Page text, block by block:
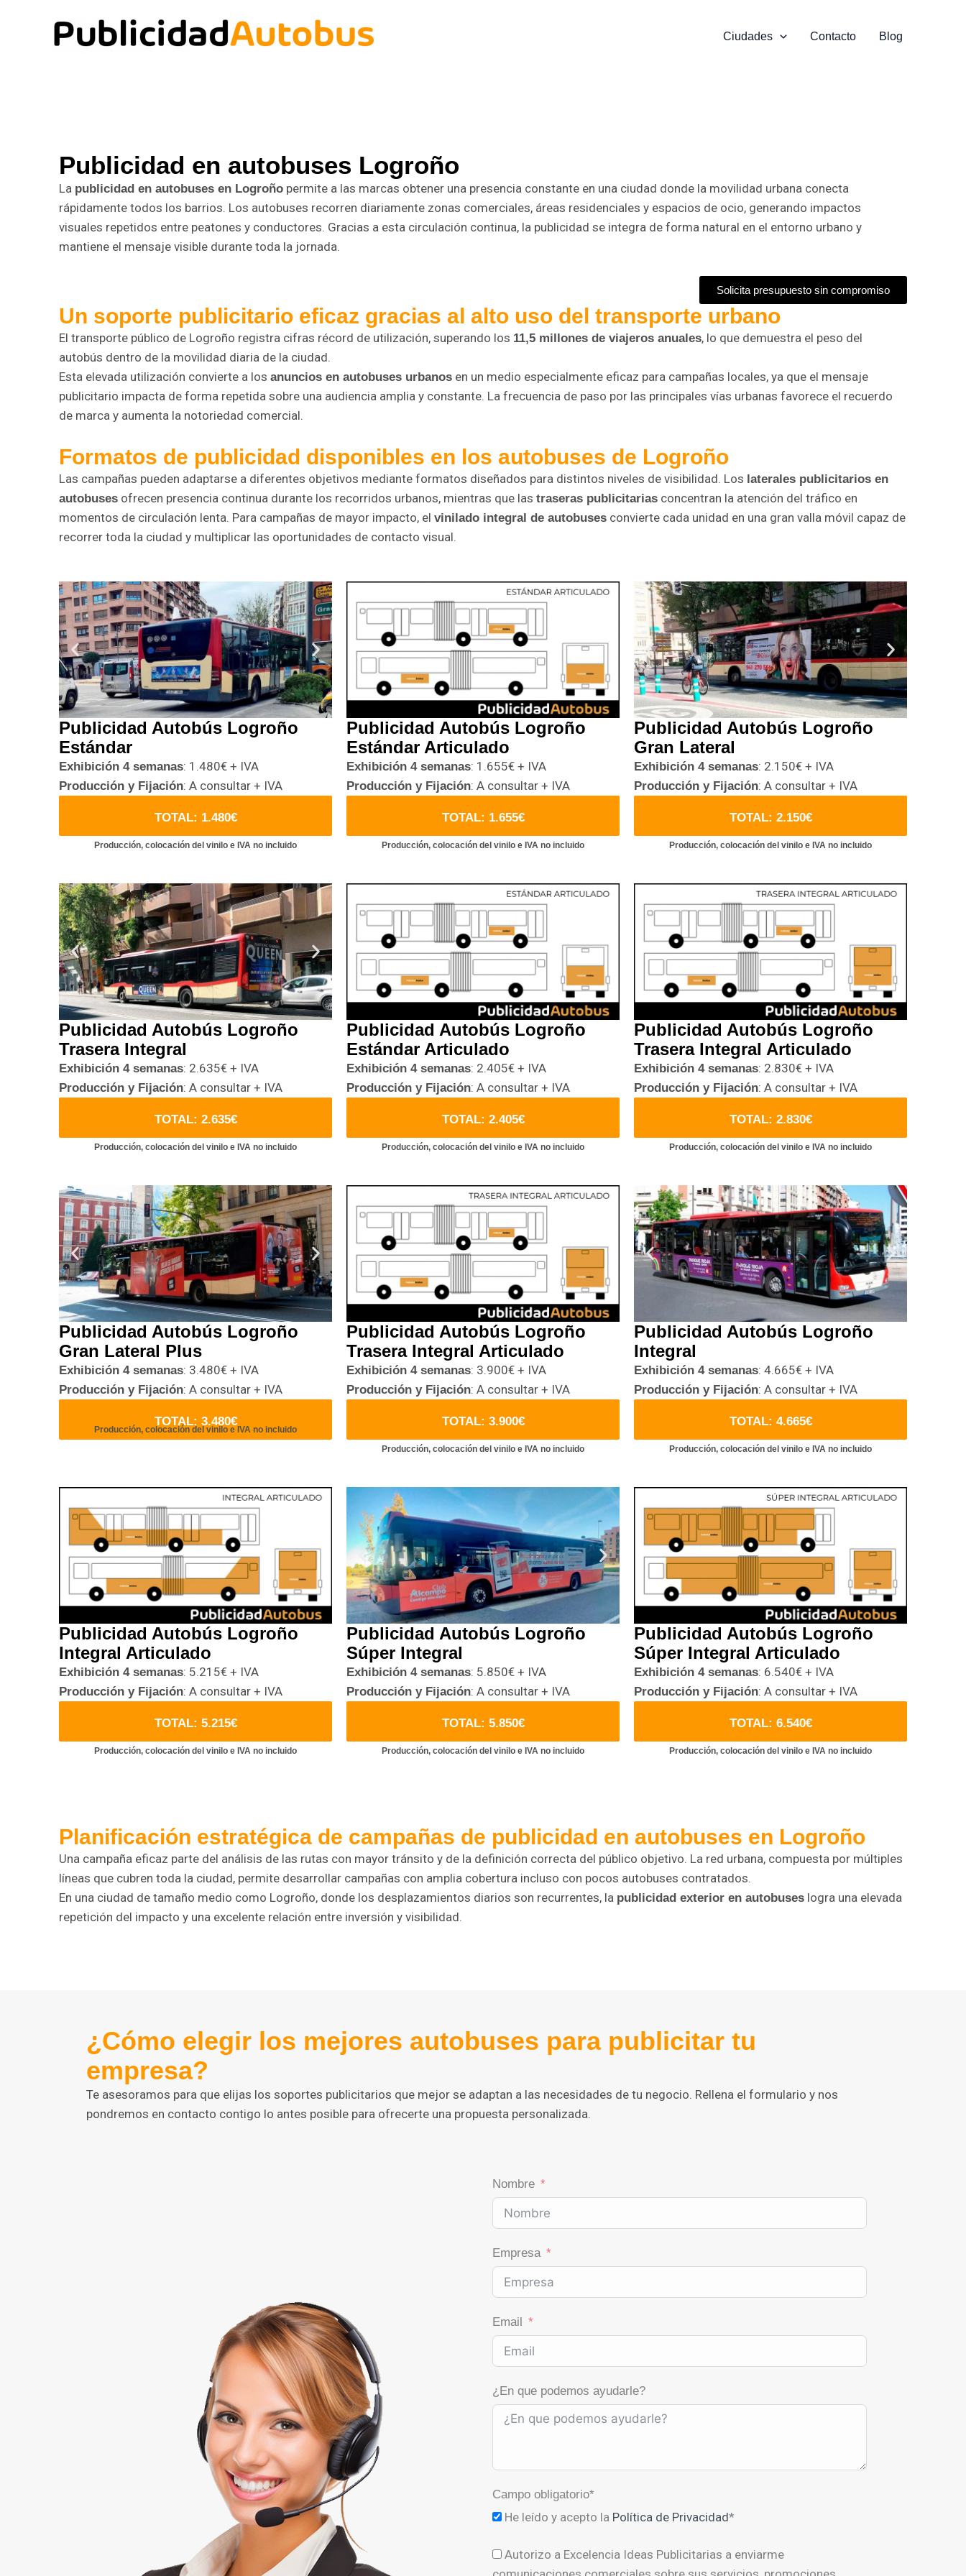
Ciudades Contacto Blog
Publicidad en autobuses Logroño
La publicidad en autobuses en Logroño permite a las marcas obtener una presencia constante en una ciudad donde la movilidad urbana conecta
rápidamente todos los barrios. Los autobuses recorren diariamente zonas comerciales, áreas residenciales y espacios de ocio, generando impactos
visuales repetidos entre peatones y conductores. Gracias a esta circulación continua, la publicidad se integra de forma natural en el entorno urbano y
mantiene el mensaje visible durante toda la jornada.
Solicita presupuesto sin compromiso
Un soporte publicitario eficaz gracias al alto uso del transporte urbano
El transporte público de Logroño registra cifras récord de utilización, superando los 11,5 millones de viajeros anuales, lo que demuestra el peso del
autobús dentro de la movilidad diaria de la ciudad.
Esta elevada utilización convierte a los anuncios en autobuses urbanos en un medio especialmente eficaz para campañas locales, ya que el mensaje
publicitario impacta de forma repetida sobre una audiencia amplia y constante. La frecuencia de paso por las principales vías urbanas favorece el recuerdo
de marca y aumenta la notoriedad comercial.
Formatos de publicidad disponibles en los autobuses de Logroño
Las campañas pueden adaptarse a diferentes objetivos mediante formatos diseñados para distintos niveles de visibilidad. Los laterales publicitarios en
autobuses ofrecen presencia continua durante los recorridos urbanos, mientras que las traseras publicitarias concentran la atención del tráfico en
momentos de circulación lenta. Para campañas de mayor impacto, el vinilado integral de autobuses convierte cada unidad en una gran valla móvil capaz de
recorrer toda la ciudad y multiplicar las oportunidades de contacto visual.
Publicidad Autobús Logroño
Estándar
Exhibición 4 semanas: 1.480€ + IVA
Producción y Fijación: A consultar + IVA
TOTAL: 1.480€
Producción, colocación del vinilo e IVA no incluido
Publicidad Autobús Logroño
Estándar Articulado
Exhibición 4 semanas: 1.655€ + IVA
Producción y Fijación: A consultar + IVA
TOTAL: 1.655€
Producción, colocación del vinilo e IVA no incluido
Publicidad Autobús Logroño
Gran Lateral
Exhibición 4 semanas: 2.150€ + IVA
Producción y Fijación: A consultar + IVA
TOTAL: 2.150€
Producción, colocación del vinilo e IVA no incluido
Publicidad Autobús Logroño
Trasera Integral
Exhibición 4 semanas: 2.635€ + IVA
Producción y Fijación: A consultar + IVA
TOTAL: 2.635€
Producción, colocación del vinilo e IVA no incluido
Publicidad Autobús Logroño
Estándar Articulado
Exhibición 4 semanas: 2.405€ + IVA
Producción y Fijación: A consultar + IVA
TOTAL: 2.405€
Producción, colocación del vinilo e IVA no incluido
Publicidad Autobús Logroño
Trasera Integral Articulado
Exhibición 4 semanas: 2.830€ + IVA
Producción y Fijación: A consultar + IVA
TOTAL: 2.830€
Producción, colocación del vinilo e IVA no incluido
Publicidad Autobús Logroño
Gran Lateral Plus
Exhibición 4 semanas: 3.480€ + IVA
Producción y Fijación: A consultar + IVA
TOTAL: 3.480€
Producción, colocación del vinilo e IVA no incluido
Publicidad Autobús Logroño
Trasera Integral Articulado
Exhibición 4 semanas: 3.900€ + IVA
Producción y Fijación: A consultar + IVA
TOTAL: 3.900€
Producción, colocación del vinilo e IVA no incluido
Publicidad Autobús Logroño
Integral
Exhibición 4 semanas: 4.665€ + IVA
Producción y Fijación: A consultar + IVA
TOTAL: 4.665€
Producción, colocación del vinilo e IVA no incluido
Publicidad Autobús Logroño
Integral Articulado
Exhibición 4 semanas: 5.215€ + IVA
Producción y Fijación: A consultar + IVA
TOTAL: 5.215€
Producción, colocación del vinilo e IVA no incluido
Publicidad Autobús Logroño
Súper Integral
Exhibición 4 semanas: 5.850€ + IVA
Producción y Fijación: A consultar + IVA
TOTAL: 5.850€
Producción, colocación del vinilo e IVA no incluido
Publicidad Autobús Logroño
Súper Integral Articulado
Exhibición 4 semanas: 6.540€ + IVA
Producción y Fijación: A consultar + IVA
TOTAL: 6.540€
Producción, colocación del vinilo e IVA no incluido
Planificación estratégica de campañas de publicidad en autobuses en Logroño
Una campaña eficaz parte del análisis de las rutas con mayor tránsito y de la definición correcta del público objetivo. La red urbana, compuesta por múltiples
líneas que cubren toda la ciudad, permite desarrollar campañas con amplia cobertura incluso con pocos autobuses contratados.
En una ciudad de tamaño medio como Logroño, donde los desplazamientos diarios son recurrentes, la publicidad exterior en autobuses logra una elevada
repetición del impacto y una excelente relación entre inversión y visibilidad.
¿Cómo elegir los mejores autobuses para publicitar tu
empresa?
Te asesoramos para que elijas los soportes publicitarios que mejor se adaptan a las necesidades de tu negocio. Rellena el formulario y nos
pondremos en contacto contigo lo antes posible para ofrecerte una propuesta personalizada.
Nombre
Empresa
Email
¿En que podemos ayudarle?
Campo obligatorio*
He leído y acepto la Política de Privacidad*
Autorizo a Excelencia Ideas Publicitarias a enviarme